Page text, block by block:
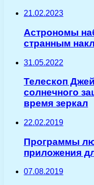
21.02.2023
Астрономы
странным
31.05.2022
Телескоп
солнечного
время зеркал
22.02.2019
Программы
приложения
07.08.2019